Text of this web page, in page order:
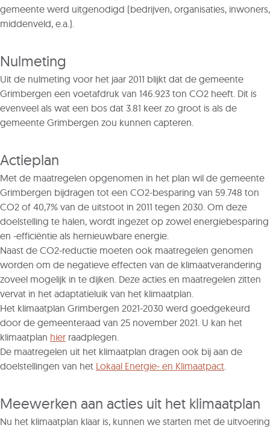
gemeente werd uitgenodigd (bedrijven, organisaties, inwoners,
middenveld, e.a.).
Nulmeting
Uit de nulmeting voor het jaar 2011 blijkt dat de gemeente
Grimbergen een voetafdruk van 146.923 ton CO2 heeft. Dit is
evenveel als wat een bos dat 3.81 keer zo groot is als de
gemeente Grimbergen zou kunnen capteren.
Actieplan
Met de maatregelen opgenomen in het plan wil de gemeente
Grimbergen bijdragen tot een CO2-besparing van 59.748 ton
CO2 of 40,7% van de uitstoot in 2011 tegen 2030. Om deze
doelstelling te halen, wordt ingezet op zowel energiebesparing
en -efficiëntie als hernieuwbare energie.
Naast de CO2-reductie moeten ook maatregelen genomen
worden om de negatieve effecten van de klimaatverandering
zoveel mogelijk in te dijken. Deze acties en maatregelen zitten
vervat in het adaptatieluik van het klimaatplan.
Het klimaatplan Grimbergen 2021-2030 werd goedgekeurd
door de gemeenteraad van 25 november 2021. U kan het
klimaatplan hier raadplegen.
De maatregelen uit het klimaatplan dragen ook bij aan de
doelstellingen van het Lokaal Energie- en Klimaatpact.
Meewerken aan acties uit het klimaatplan
Nu het klimaatplan klaar is, kunnen we starten met de uitvoering